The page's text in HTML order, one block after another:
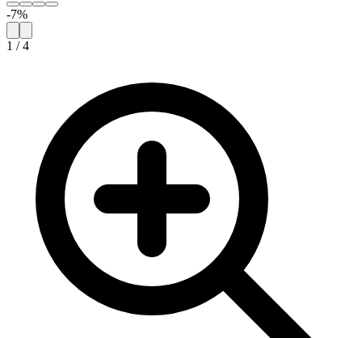
-7%
1 /4